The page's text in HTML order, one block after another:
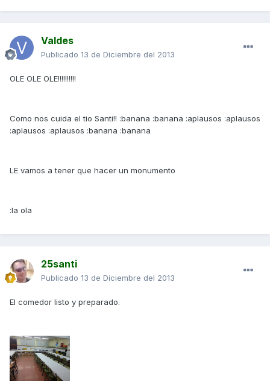
Valdes
Publicado 13 de Diciembre del 2013
OLE OLE OLE!!!!!!!!!!
Como nos cuida el tio Santi!! :banana :banana :aplausos :aplausos
:aplausos :aplausos :banana :banana
LE vamos a tener que hacer un monumento
:la ola
25santi
Publicado 13 de Diciembre del 2013
El comedor listo y preparado.